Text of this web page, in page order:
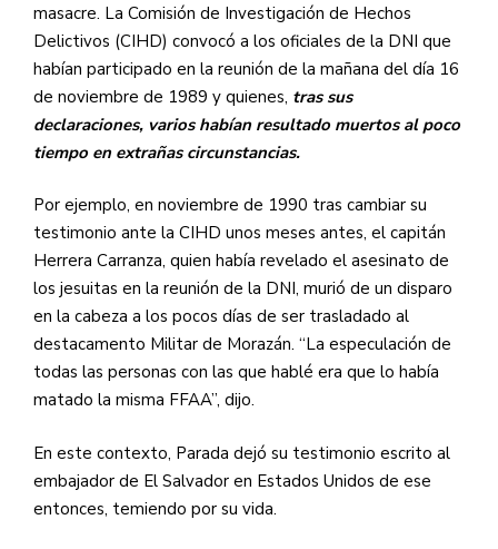
masacre. La Comisión de Investigación de Hechos
Delictivos (CIHD) convocó a los oficiales de la DNI que
habían participado en la reunión de la mañana del día 16
de noviembre de 1989 y quienes, tras sus
declaraciones, varios habían resultado muertos al poco
tiempo en extrañas circunstancias.
Por ejemplo, en noviembre de 1990 tras cambiar su
testimonio ante la CIHD unos meses antes, el capitán
Herrera Carranza, quien había revelado el asesinato de
los jesuitas en la reunión de la DNI, murió de un disparo
en la cabeza a los pocos días de ser trasladado al
destacamento Militar de Morazán. “La especulación de
todas las personas con las que hablé era que lo había
matado la misma FFAA”, dijo.
En este contexto, Parada dejó su testimonio escrito al
embajador de El Salvador en Estados Unidos de ese
entonces, temiendo por su vida.